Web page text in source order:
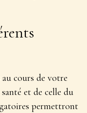
au cours de votre
et de celle du
permettront